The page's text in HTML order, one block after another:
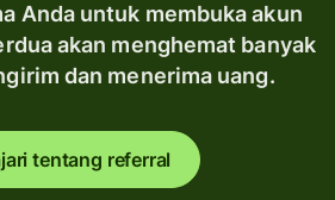
Anda untuk membuka akun
akan menghemat banyak
dan menerima uang.
tentang referral